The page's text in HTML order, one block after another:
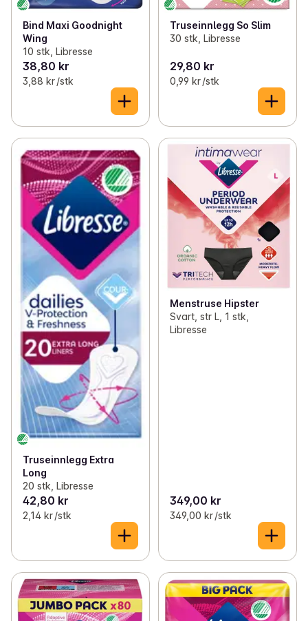
Bind Maxi Goodnight
Wing
10 stk, Libresse
38,80 kr
3,88 kr /stk
Truseinnlegg So Slim
30 stk, Libresse
29,80 kr
0,99 kr /stk
Truseinnlegg Extra
Long
20 stk, Libresse
42,80 kr
2,14 kr /stk
Menstruse Hipster
Svart, str L, 1 stk,
Libresse
349,00 kr
349,00 kr /stk